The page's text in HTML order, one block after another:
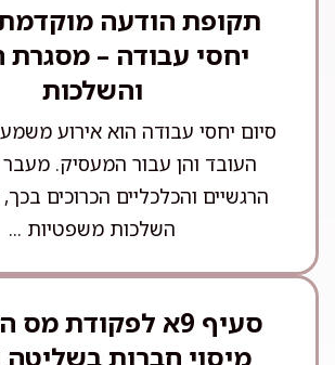
תקופת הודעה
יחסי עבודה – מסגרת
והשלכות
סיום יחסי עבודה הוא אירוע
העובד והן עבור המעסיק.
הרגשיים והכלכליים הכרוכים
השלכות משפטיות ...
סעיף 9א לפקודת
מיסוי חברות בשליטה